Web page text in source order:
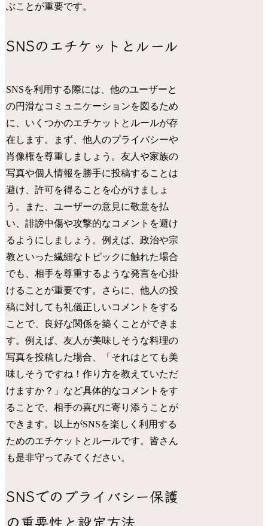
ぶことが重要です。
SNSのエチケットとルール
SNSを利用する際には、他のユーザーと
の円滑なコミュニケーションを図るため
に、いくつかのエチケットとルールが存
在します。まず、他人のプライバシーや
肖像権を尊重しましょう。友人や家族の
写真や個人情報を勝手に投稿することは
避け、許可を得ることを心がけましょ
う。また、ユーザーの意見に敬意を払
い、誹謗中傷や攻撃的なコメントを避け
るようにしましょう。例えば、政治や宗
教といった繊細なトピックに触れた場合
でも、相手を尊重するような発言を心掛
けることが重要です。さらに、他人の投
稿に対しても礼儀正しいコメントをする
ことで、良好な関係を築くことができま
す。例えば、友人が美味しそうな料理の
写真を投稿した場合、「それはとても美
味しそうですね！作り方を教えていただ
けますか？」など具体的なコメントをす
ることで、相手の喜びに寄り添うことが
できます。以上がSNSを楽しく利用する
ためのエチケットとルールです。皆さん
も是非守ってみてください。
SNSでのプライバシー保護
の重要性と設定方法